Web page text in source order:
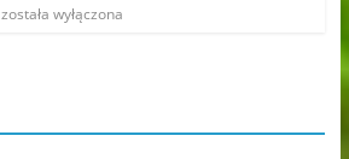
została wyłączona